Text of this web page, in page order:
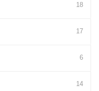
18
17
6
14